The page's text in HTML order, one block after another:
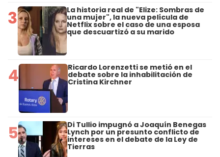
3 La historia real de "Elize: Sombras de
una mujer", la nueva película de
Netflix sobre el caso de una esposa
que descuartizó a su marido
4 Ricardo Lorenzetti se metió en el
debate sobre la inhabilitación de
Cristina Kirchner
5 Di Tullio impugnó a Joaquín Benegas
Lynch por un presunto conflicto de
intereses en el debate de la Ley de
Tierras